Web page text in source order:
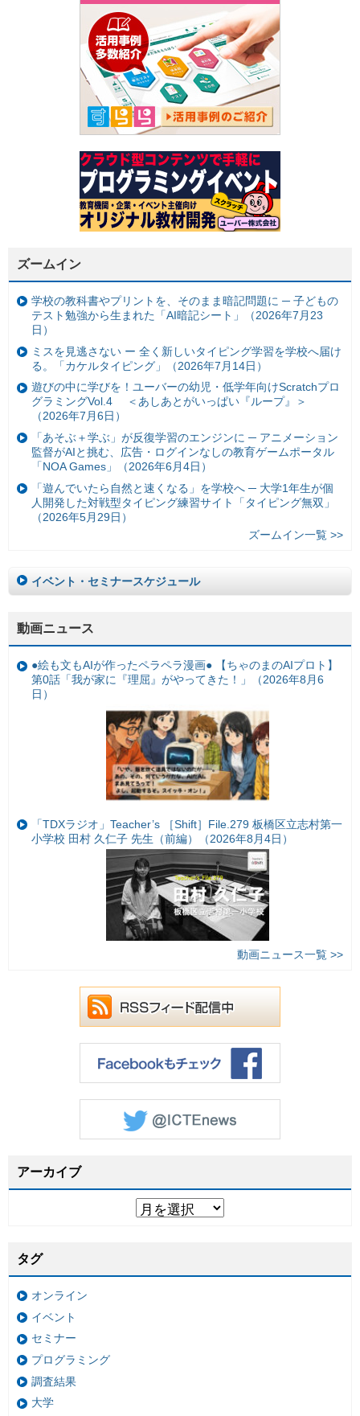
ズームイン
学校の教科書やプリントを、そのまま暗記問題に ─ 子どもの
テスト勉強から生まれた「AI暗記シート」（2026年7月23
日）
ミスを見逃さない ー 全く新しいタイピング学習を学校へ届け
る。「カケルタイピング」（2026年7月14日）
遊びの中に学びを！ユーバーの幼児・低学年向けScratchプロ
グラミングVol.4 ＜あしあとがいっぱい『ループ』＞
（2026年7月6日）
「あそぶ＋学ぶ」が反復学習のエンジンに ─ アニメーション
監督がAIと挑む、広告・ログインなしの教育ゲームポータル
「NOA Games」（2026年6月4日）
「遊んでいたら自然と速くなる」を学校へ ─ 大学1年生が個
人開発した対戦型タイピング練習サイト「タイピング無双」
（2026年5月29日）
ズームイン一覧 >>
イベント・セミナースケジュール
動画ニュース
●絵も文もAIが作ったペラペラ漫画● 【ちゃのまのAIプロト】
第0話「我が家に『理屈』がやってきた！」（2026年8月6
日）
「TDXラジオ」Teacher’s ［Shift］File.279 板橋区立志村第一
小学校 田村 久仁子 先生（前編）（2026年8月4日）
動画ニュース一覧 >>
アーカイブ
タグ
オンライン
イベント
セミナー
プログラミング
調査結果
大学